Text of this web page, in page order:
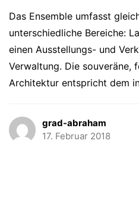
Das Ensemble umfasst
unterschiedliche Bereiche:
einen Ausstellungs- und
Verwaltung. Die souveräne,
Architektur entspricht dem
grad-abraham
17. Februar 2018